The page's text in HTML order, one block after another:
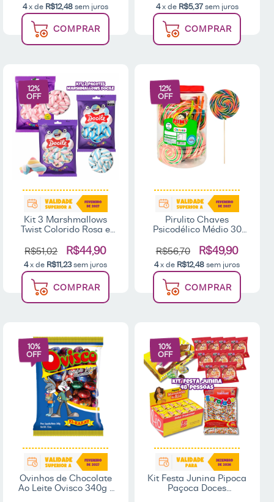
4x de R$12,48 sem juros
COMPRAR
4 x de R$5,37 sem juros
COMPRAR
12%
OFF
Kit 3 Marshmallows
Twist Colorido Rosa e
R$51,02
R$44,90
4x de R$11,23sem juros
COMPRAR
12%
OFF
Pirulito Chaves
Psicodélico Médio 30
R$56,70
R$49,90
4x de R$12,48sem juros
COMPRAR
10%
OFF
Ovinhos de Chocolate
Ao Leite Ovisco 340g -
10%
OFF
Kit Festa Junina Pipoca
Paçoca Doces